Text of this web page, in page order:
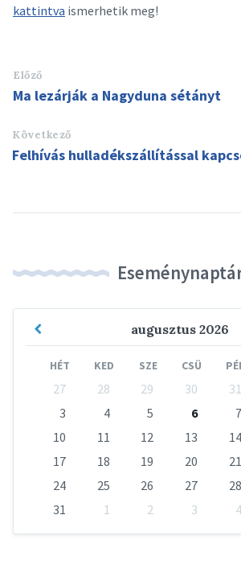
kattintva ismerhetik meg!
Előző
Ma lezárják a Nagyduna sétányt
Következő
Felhívás hulladékszállítással
augusztus 2026
Previous
HÉT KED SZE CSÜ
calendar
27 28 29 30 31
3
4 5 6 7
10
11 12 13 14
17
18 19 20 21
24
25 26 27 28
31
1 2 3 4